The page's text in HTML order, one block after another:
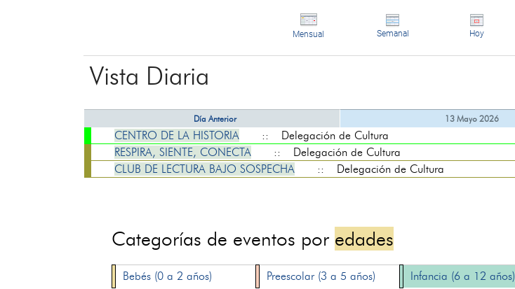
Mensual Semanal Hoy
Vista Diaria
Día Anterior 13 Mayo 2026
CENTRO DE LA HISTORIA
:: Delegación de Cultura
RESPIRA, SIENTE, CONECTA
:: Delegación de Cultura
CLUB DE LECTURA BAJO SOSPECHA
:: Delegación de Cultura
Categorías de eventos por edades
Bebés (0 a 2 años) Preescolar (3 a 5 años) Infancia (6 a 12 años)